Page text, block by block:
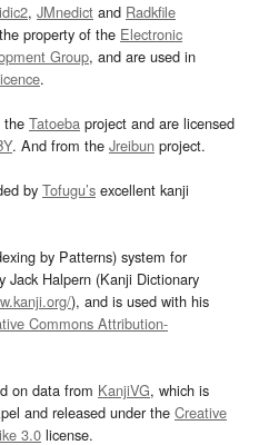
, JMnedict and Radkfile
property of the Electronic
Group, and are used in
.
the Tatoeba project and are licensed
. And from the Jreibun project.
by Tofugu’s excellent kanji
by Patterns) system for
Jack Halpern (Kanji Dictionary
), and is used with his
Commons Attribution-
on data from KanjiVG, which is
and released under the Creative
3.0 license.